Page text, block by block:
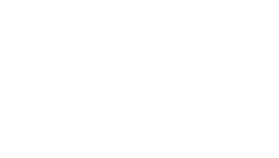
限公司、安徽高德韦尔精密
冠湄颜健康产业（广州）有
庆、石书涛。 行业标准信息
装、运输和贮存。 本文件
性引用而构成本文件必不可